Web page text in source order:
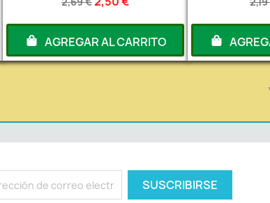
AGREGAR AL CARRITO